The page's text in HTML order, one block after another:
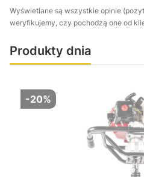
Wyświetlane są wszystkie opinie
weryfikujemy, czy pochodzą one od
Produkty dnia
-20%